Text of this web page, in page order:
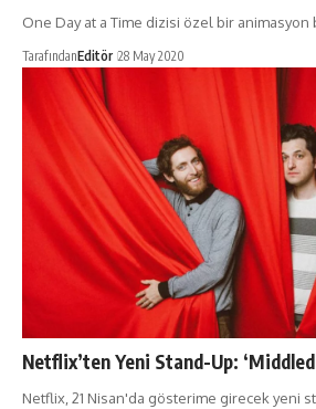
One Day at a Time dizisi özel bir animasyon
TarafındanEditör 28 May 2020
Netflix’ten Yeni Stand-Up:
Netflix, 21 Nisan'da gösterime girecek yeni